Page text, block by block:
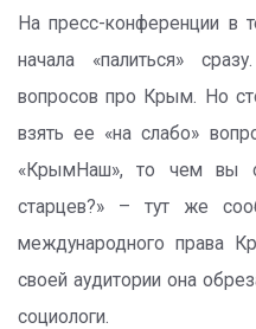
На пресс-конференции в
начала «палиться»
вопросов про Крым. Но
взять ее «на слабо»
«КрымНаш», то чем вы
старцев?» – тут же
международного права
своей аудитории она
социологи.